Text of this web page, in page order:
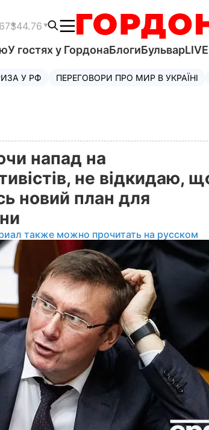
$44.76
У гостях у ГордонаБлогиБульварLIVE
У РФ ПЕРЕГОВОРИ ПРО МИР В УКРАЇНІ
напад на
не відкидаю,
новий план для
также можно прочитать на русском